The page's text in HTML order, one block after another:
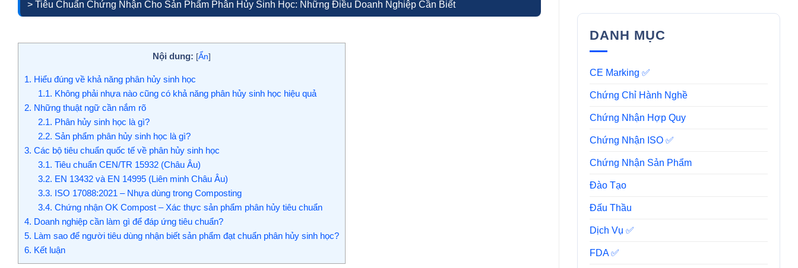
> Tiêu Chuẩn Chứng Nhận Cho Sản Phẩm Phân Hủy Sinh Học: Những Điều Doanh Nghiệp Cần Biết
Nội dung: [Ẩn]
1. Hiểu đúng về khả năng phân hủy sinh học
1.1. Không phải nhựa nào cũng có khả năng phân hủy sinh học hiệu quả
2. Những thuật ngữ cần nắm rõ
2.1. Phân hủy sinh học là gì?
2.2. Sản phẩm phân hủy sinh học là gì?
3. Các bộ tiêu chuẩn quốc tế về phân hủy sinh học
3.1. Tiêu chuẩn CEN/TR 15932 (Châu Âu)
3.2. EN 13432 và EN 14995 (Liên minh Châu Âu)
3.3. ISO 17088:2021 – Nhựa dùng trong Composting
3.4. Chứng nhận OK Compost – Xác thực sản phẩm phân hủy tiêu chuẩn
4. Doanh nghiệp cần làm gì để đáp ứng tiêu chuẩn?
5. Làm sao để người tiêu dùng nhận biết sản phẩm đạt chuẩn phân hủy sinh học?
6. Kết luận
DANH MỤC
CE Marking ✅
Chứng Chỉ Hành Nghề
Chứng Nhận Hợp Quy
Chứng Nhận ISO ✅
Chứng Nhận Sản Phẩm
Đào Tạo
Đấu Thầu
Dịch Vụ ✅
FDA ✅